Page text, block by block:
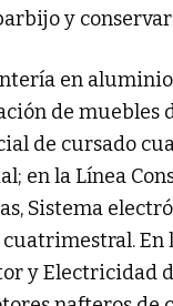
y
en
de muebles
de cursado
en la Línea
Sistema
En
y Electricidad